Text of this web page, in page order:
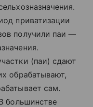
приватизации
получили паи —
(паи) сдают
обрабатывают,
сам.
большинстве